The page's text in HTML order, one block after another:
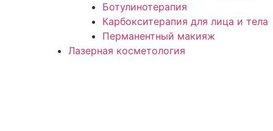
Ботулинотерапия
Карбокситерапия для лица и тела
Перманентный макияж
Лазерная косметология